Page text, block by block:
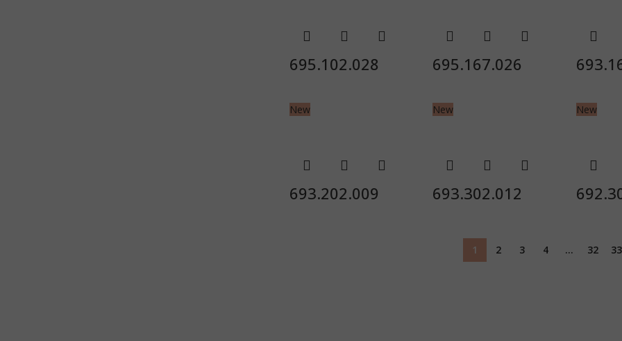
695.102.028 695.167.026
New
693.202.009
New
693.302.012
New
1 2 3 4 … 32 33